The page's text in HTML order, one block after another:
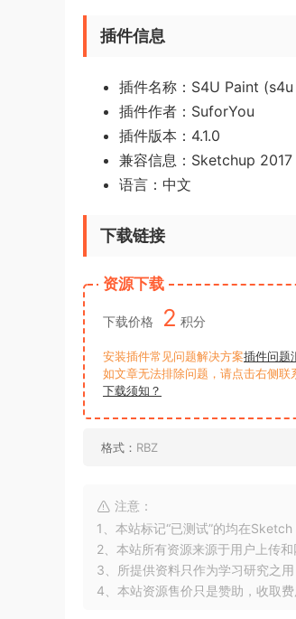
插件信息
插件名称：S4U Paint (s4u
插件作者：SuforYou
插件版本：4.1.0
兼容信息：Sketchup 2017
语言：中文
下载链接
资源下载
下载价格 2 积分
安装插件常见问题解决方案插件问题
如文章无法排除问题，请点击右侧联
下载须知？
格式： RBZ
注意：
1、本站标记“已测试”的均在
2、本站所有资源来源于用户上传
3、所提供资料只作为学习研究之
4、本站资源售价只是赞助，收取